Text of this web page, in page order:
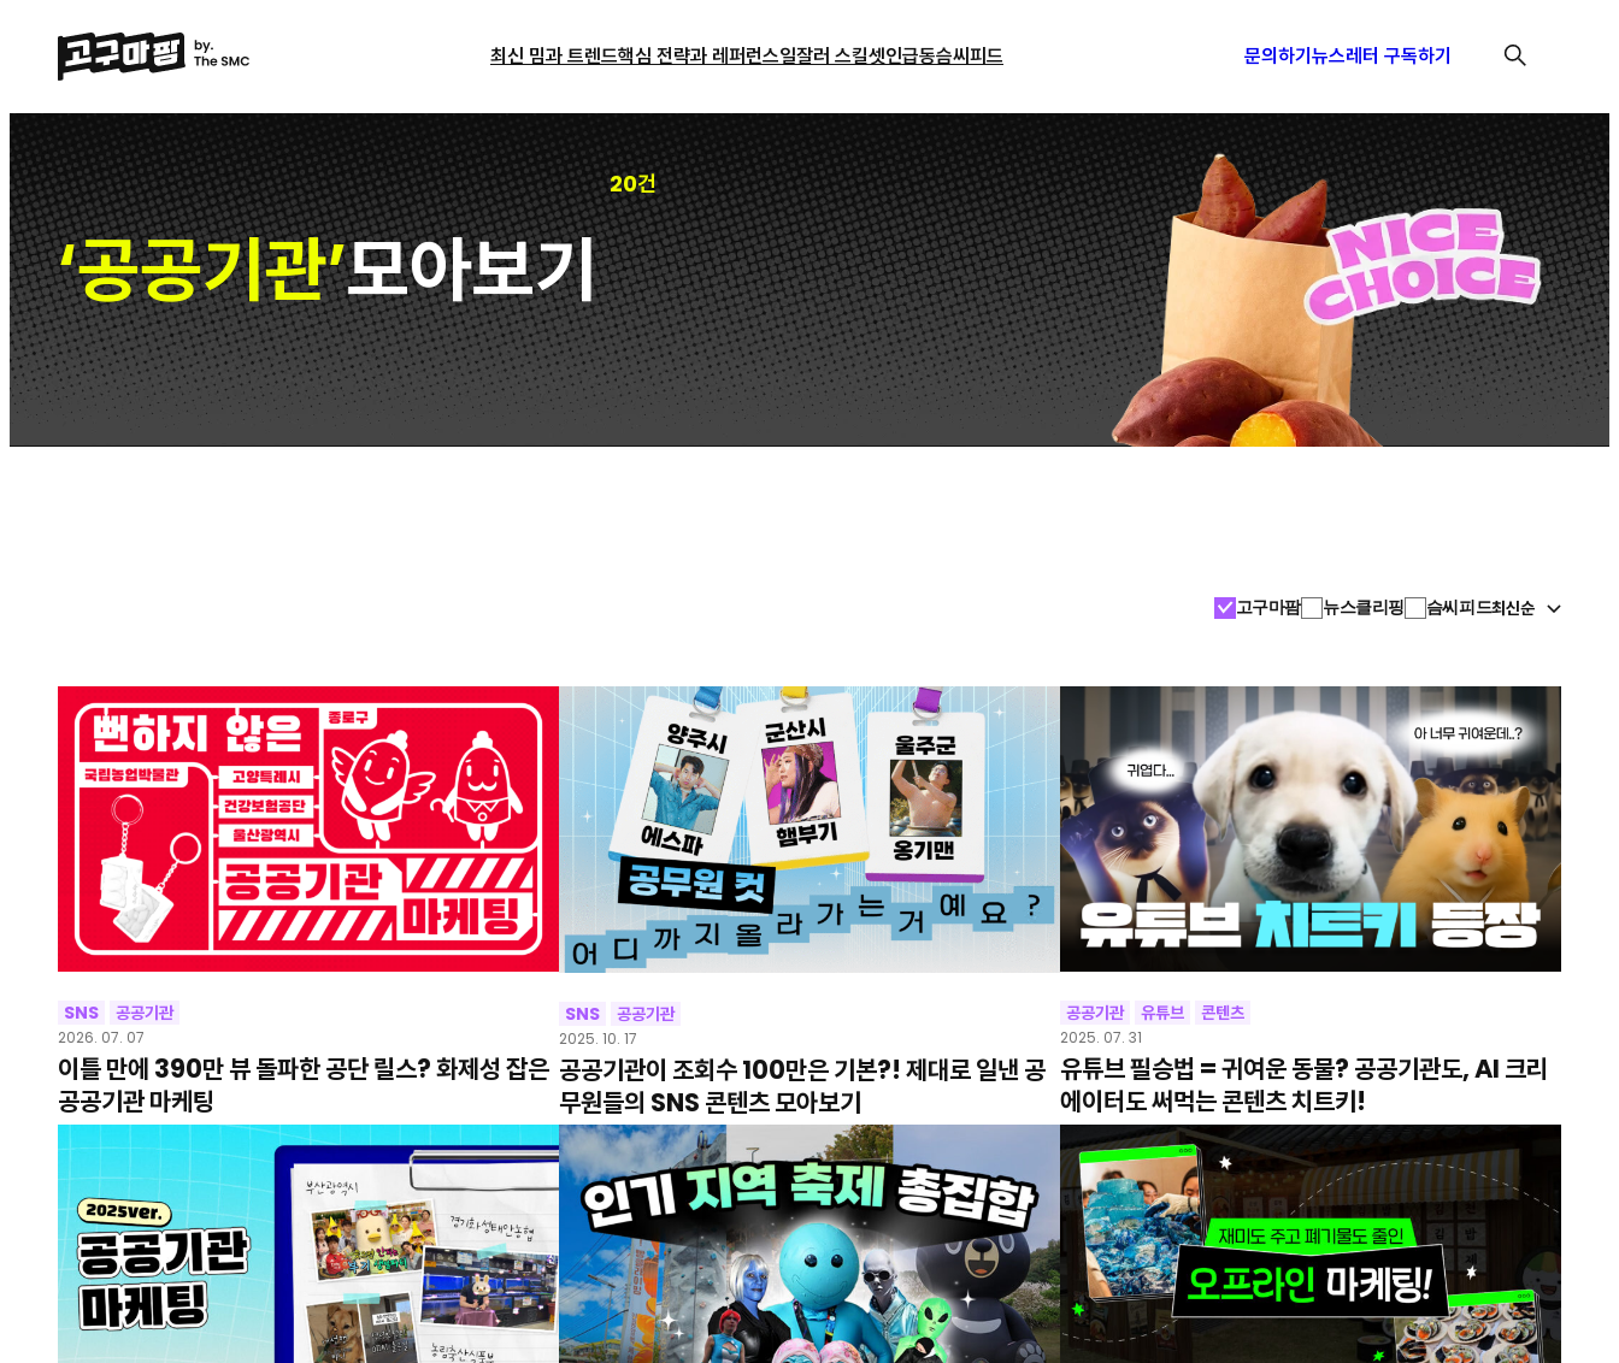
최신 밈과 트렌드핵심 전략과 레퍼런스일잘러 스킬셋인급동슴씨피드 문의하기뉴스레터 구독하기
‘공공기관’모아보기
20건
고구마팜 뉴스클리핑 슴씨피드최신순
SNS 공공기관
2026. 07. 07
이틀 만에 390만 뷰 돌파한 공단 릴스? 화제성 잡은
공공기관 마케팅
SNS 공공기관
2025. 10. 17
공공기관이 조회수 100만은 기본?! 제대로 일낸 공
무원들의 SNS 콘텐츠 모아보기
공공기관 유튜브 콘텐츠
2025. 07. 31
유튜브 필승법 = 귀여운 동물? 공공기관도, AI 크리
에이터도 써먹는 콘텐츠 치트키!